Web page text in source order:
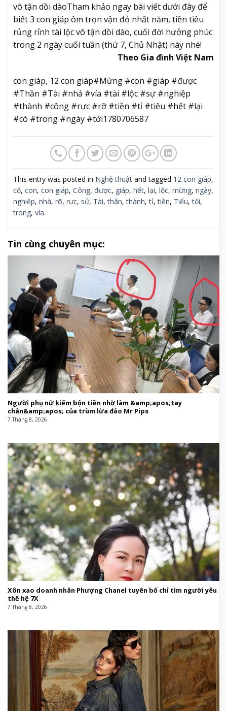
vô tận dồi dàoTham khảo ngay bài viết dưới đây để
biết 3 con giáp ôm trọn vận đỏ nhất năm, tiền tiêu
rủng rỉnh tài lộc vô tận dồi dào, cuối đời hưởng phúc
trong 2 ngày cuối tuần (thứ 7, Chủ Nhật) này nhé!
Theo Gia đình Việt Nam
con giáp, 12 con giáp#Mừng #con #giáp #được
#Thần #Tài #nhả #vía #tài #lộc #sự #nghiệp
#thành #công #rực #rỡ #tiền #tỉ #tiêu #hết #lại
#có #trong #ngày #tới1780706587
This entry was posted in Nghệ thuật and tagged 12 con giáp,
cổ, con, con giáp, Công, được, giáp, hết, lại, lộc, mừng, ngày,
nghiệp, nhà, rõ, rực, sử, Tài,thân,thành,tỉ,tiền, Tiểu,tối,
trong, vía.
Tin cùng chuyên mục:
Người phụ nữ kiếm bộn tiền nhờ làm &amp;apos;tay
chân&amp;apos; của trùm lừa đảo Mr Pips
7 Tháng 8, 2026
Xôn xao doanh nhân Phượng Chanel tuyên bố chỉ tìm người yêu
thế hệ 7X
7 Tháng 8, 2026